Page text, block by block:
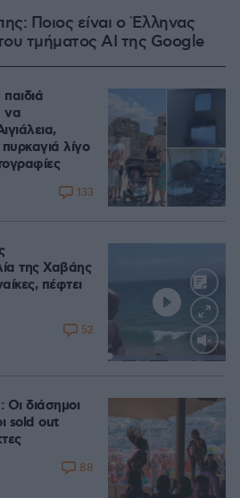
Ποιος είναι ο Έλληνας
τμήματος AI της Google
να
λίγο
133
Loaded
της Χαβάης
πέφτει
52
διάσημοι
sold out
88